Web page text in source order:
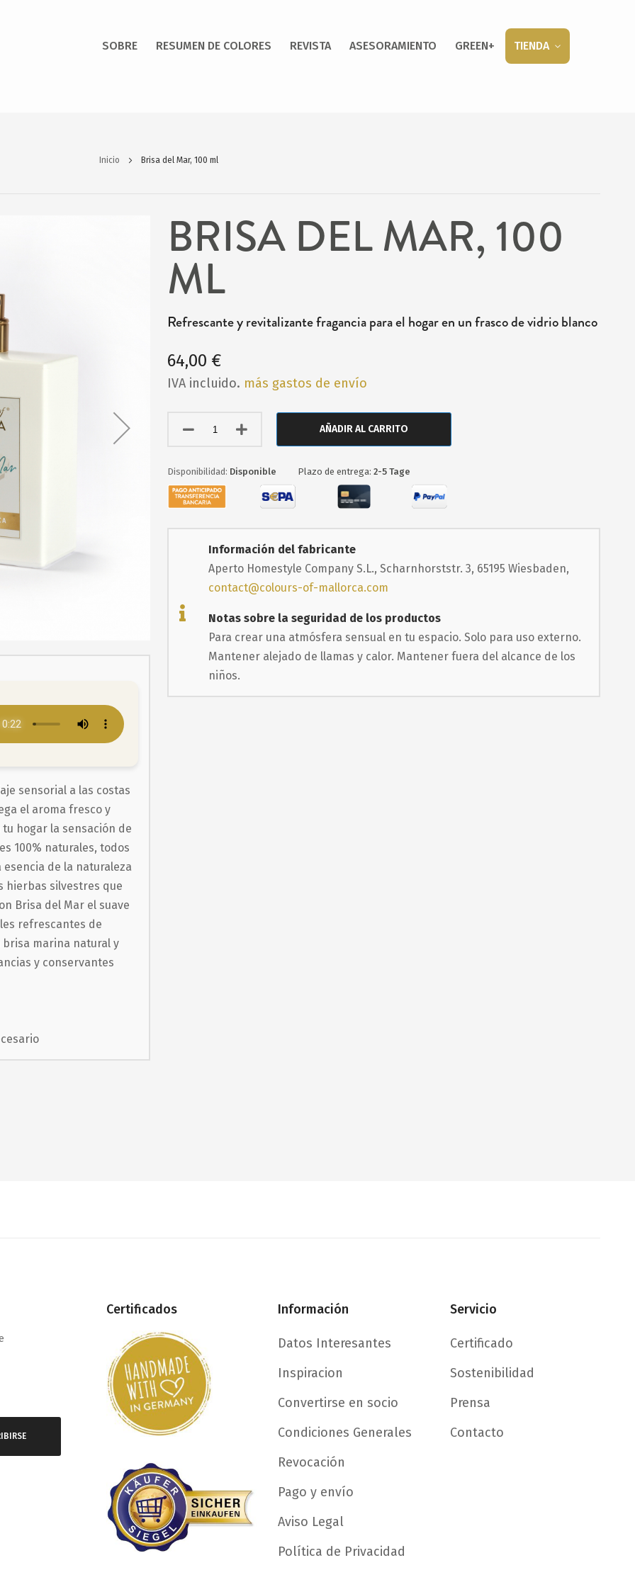
SOBRE RESUMEN DE COLORES REVISTA ASESORAMIENTO GREEN+ TIENDA
Inicio Brisa del Mar, 100 ml
sensorial a las costas
el aroma fresco y
hogar la sensación de
100% naturales, todos
de la naturaleza
hierbas silvestres que
Brisa del Mar el suave
refrescantes de
brisa marina natural y
y conservantes
BRISA DEL MAR, 100
ML
Refrescante y revitalizante fragancia para el hogar en un frasco de vidrio blanco
64,00 €
IVA incluido. más gastos de envío
AÑADIR AL CARRITO
Disponible Plazo de entrega: 2-5 Tage
Información del fabricante
Aperto Homestyle Company S.L., Scharnhorststr. 3, 65195 Wiesbaden,
contact@colours-of-mallorca.com
Notas sobre la seguridad de los productos
Para crear una atmósfera sensual en tu espacio. Solo para uso externo.
Mantener alejado de llamas y calor. Mantener fuera del alcance de los
niños.
Certificados Información
Datos Interesantes
Inspiracion
Convertirse en socio
Condiciones Generales
Revocación
Pago y envío
Aviso Legal
Política de Privacidad
Servicio
Certificado
Sostenibilidad
Prensa
Contacto